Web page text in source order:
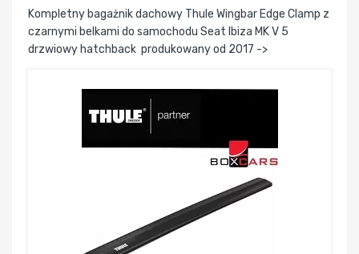
Kompletny bagażnik dachowy Thule Wingbar Edge Clamp z
czarnymi belkami do samochodu Seat Ibiza MK V 5
drzwiowy hatchback produkowany od 2017 ->